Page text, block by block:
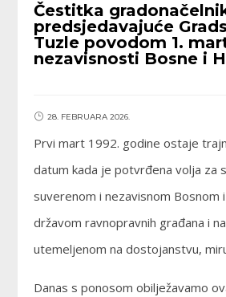
Čestitka
predsjedavajuće
Tuzle povodom 1.
nezavisnosti Bosne i
28. FEBRUARA 2026.
Prvi mart 1992. godine ostaje
datum kada je potvrđena volja za
suverenom i nezavisnom Bosnom
državom ravnopravnih građana i
utemeljenom na dostojanstvu,
Danas s ponosom obilježavamo